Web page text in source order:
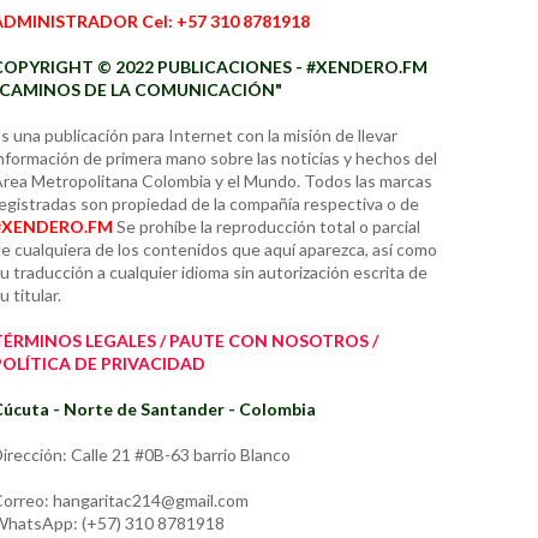
Cel: +57 310 8781918
© 2022 PUBLICACIONES - #XENDERO.FM
DE LA COMUNICACIÓN"
una publicación para Internet con la misión de llevar
de primera mano sobre las noticias y hechos del
Metropolitana Colombia y el Mundo. Todos las marcas
son propiedad de la compañía respectiva o de
Se prohíbe la reproducción total o parcial
cualquiera de los contenidos que aquí aparezca, así como
traducción a cualquier idioma sin autorización escrita de
titular.
LEGALES / PAUTE CON NOSOTROS /
DE PRIVACIDAD
- Norte de Santander - Colombia
Calle 21 #0B-63 barrio Blanco
hangaritac214@gmail.com
(+57) 310 8781918